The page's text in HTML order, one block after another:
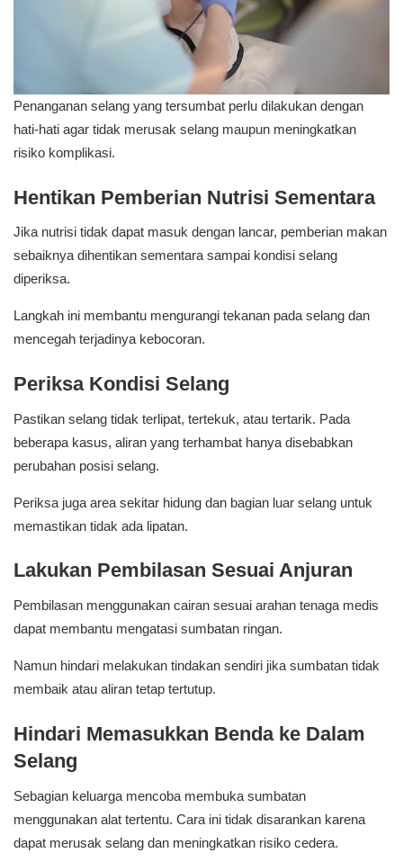
Penanganan selang yang tersumbat perlu dilakukan dengan
hati-hati agar tidak merusak selang maupun meningkatkan
risiko komplikasi.
Hentikan Pemberian Nutrisi Sementara
Jika nutrisi tidak dapat masuk dengan lancar, pemberian makan
sebaiknya dihentikan sementara sampai kondisi selang
diperiksa.
Langkah ini membantu mengurangi tekanan pada selang dan
mencegah terjadinya kebocoran.
Periksa Kondisi Selang
Pastikan selang tidak terlipat, tertekuk, atau tertarik. Pada
beberapa kasus, aliran yang terhambat hanya disebabkan
perubahan posisi selang.
Periksa juga area sekitar hidung dan bagian luar selang untuk
memastikan tidak ada lipatan.
Lakukan Pembilasan Sesuai Anjuran
Pembilasan menggunakan cairan sesuai arahan tenaga medis
dapat membantu mengatasi sumbatan ringan.
Namun hindari melakukan tindakan sendiri jika sumbatan tidak
membaik atau aliran tetap tertutup.
Hindari Memasukkan Benda ke Dalam
Selang
Sebagian keluarga mencoba membuka sumbatan
menggunakan alat tertentu. Cara ini tidak disarankan karena
dapat merusak selang dan meningkatkan risiko cedera.